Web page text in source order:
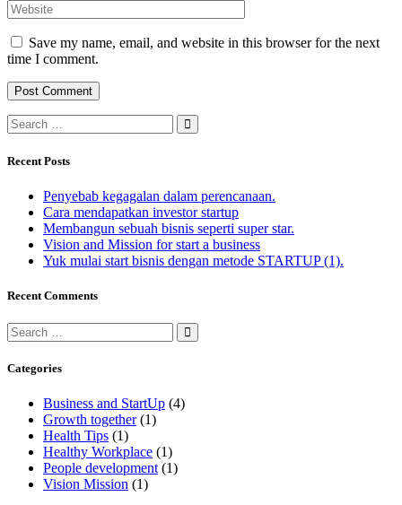
Save my name, email, and website in this browser for the next
time I comment.
Recent Posts
Penyebab kegagalan dalam perencanaan.
Cara mendapatkan investor startup
Membangun sebuah bisnis seperti super star.
Vision and Mission for start a business
Yuk mulai start bisnis dengan metode STARTUP (1).
Recent Comments
Categories
Business and StartUp (4)
Growth together(1)
Health Tips (1)
Healthy Workplace (1)
People development (1)
Vision Mission (1)